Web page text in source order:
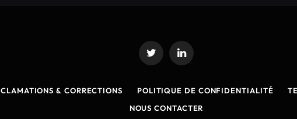
Twitter LinkedIn
& CORRECTIONS POLITIQUE DE CONFIDENTIALITÉ
NOUS CONTACTER